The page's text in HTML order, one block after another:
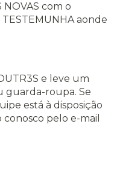
com o
aonde
e leve um
guarda-roupa. Se
está à disposição
pelo e-mail